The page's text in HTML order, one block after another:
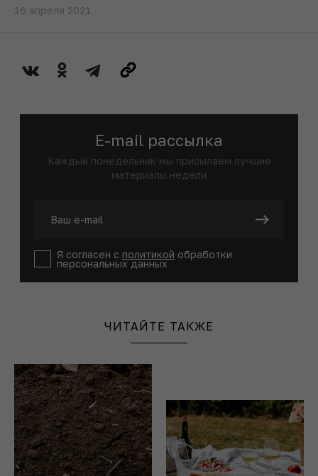
16 апреля 2021
E-mail рассылка
Каждый понедельник мы присылаем лучшие
материалы недели
Я согласен с политикой обработки
персональных данных
ЧИТАЙТЕ ТАКЖЕ